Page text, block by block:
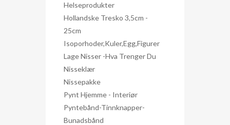
Helseprodukter
Hollandske Tresko 3,5cm -
25cm
Isoporhoder,kuler,egg,figurer
Lage Nisser -hva Trenger Du
Nisseklær
Nissepakke
Pynt Hjemme - Interiør
Pyntebånd-Tinnknapper-
Bunadsbånd